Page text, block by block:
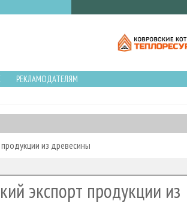
РЕКЛАМОДАТЕЛЯМ
из древесины
экспорт продукции из